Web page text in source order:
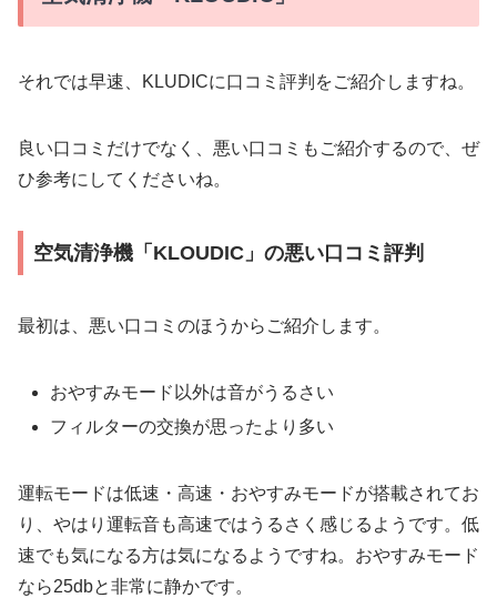
それでは早速、KLUDICに口コミ評判をご紹介しますね。
良い口コミだけでなく、悪い口コミもご紹介するので、ぜ
ひ参考にしてくださいね。
空気清浄機「KLOUDIC」の悪い口コミ評判
最初は、悪い口コミのほうからご紹介します。
おやすみモード以外は音がうるさい
フィルターの交換が思ったより多い
運転モードは低速・高速・おやすみモードが搭載されてお
り、やはり運転音も高速ではうるさく感じるようです。低
速でも気になる方は気になるようですね。おやすみモード
なら25dbと非常に静かです。